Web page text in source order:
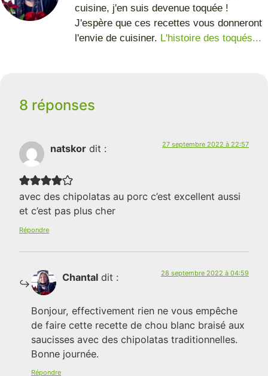
cuisine, j'en suis devenue toquée !
J'espère que ces recettes vous donneront
l'envie de cuisiner. L'histoire des toqués...
8 réponses
natskor dit : 27 septembre 2022 à 22:57
avec des chipolatas au porc c’est excellent aussi
et c’est pas plus cher
Répondre
Chantal dit : 28 septembre 2022 à 04:59
Bonjour, effectivement rien ne vous empêche
de faire cette recette de chou blanc braisé aux
saucisses avec des chipolatas traditionnelles.
Bonne journée.
Répondre